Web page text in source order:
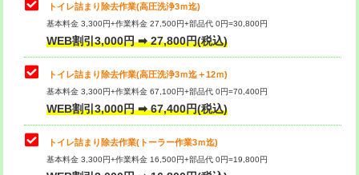
トイレ詰まり除去作業(高圧洗浄3ｍ迄)
基本料金 3,300円+作業料金 27,500円+部品代 0円=30,800円
WEB割引3,000円 ➡ 27,800円(税込)
トイレ詰まり除去作業(高圧洗浄3ｍ迄＋12ｍ)
基本料金 3,300円+作業料金 67,100円+部品代 0円=70,400円
WEB割引3,000円 ➡ 67,400円(税込)
トイレ詰まり除去作業(トーラー作業3ｍ迄)
基本料金 3,300円+作業料金 16,500円+部品代 0円=19,800円